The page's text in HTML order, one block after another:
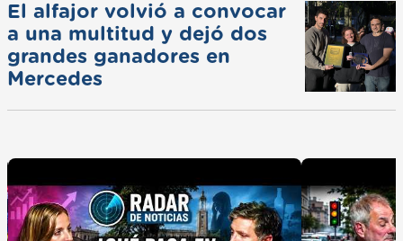
El alfajor volvió a convocar
a una multitud y dejó dos
grandes ganadores en
Mercedes